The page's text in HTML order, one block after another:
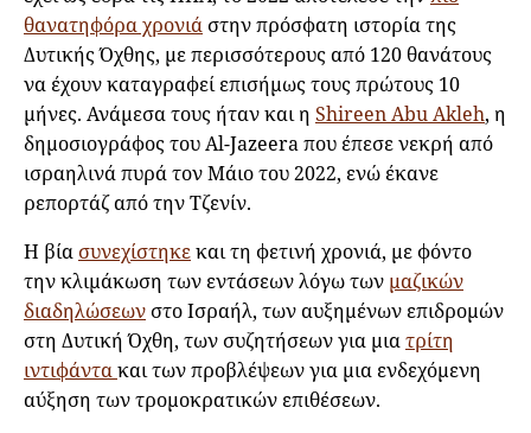
θανατηφόρα χρονιά στην πρόσφατη ιστορία της
Δυτικής Όχθης, με περισσότερους από 120 θανάτους
να έχουν καταγραφεί επισήμως τους πρώτους 10
μήνες. Ανάμεσα τους ήταν και η Shireen Abu Akleh, η
δημοσιογράφος του Al-Jazeera που έπεσε νεκρή από
ισραηλινά πυρά τον Μάιο του 2022, ενώ έκανε
ρεπορτάζ από την Τζενίν.
Η βία συνεχίστηκεκαι τη φετινή χρονιά, με φόντο
την κλιμάκωση των εντάσεων λόγω των μαζικών
διαδηλώσεων στο Ισραήλ, των αυξημένων επιδρομών
στη Δυτική Όχθη, των συζητήσεων για μιατρίτη
ιντιφάντακαι των προβλέψεων για μια ενδεχόμενη
αύξηση των τρομοκρατικών επιθέσεων.